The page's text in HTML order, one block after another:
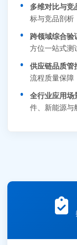
多维对比与竞
标与竞品剖析
跨领域综合验
方位一站式测
供应链品质管
流程质量保障
全行业应用场
件、新能源与
李女士
王经理
赵总 135****7688